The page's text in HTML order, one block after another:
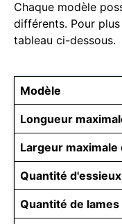
Chaque modèle
différents. Pour
tableau ci-dessous.
Modèle
Longueur
Largeur
Quantité d'essieux
Quantité de lames